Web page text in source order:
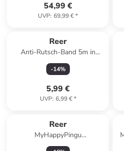
54,99 €
UVP: 69,99 €*
Reer
Anti-Rutsch-Band 5m in
Schwarz ab 0 Monate
-14%
5,99 €
UVP: 6,99 €*
Reer
MyHappyPingu
Badespielzeug-Netz in